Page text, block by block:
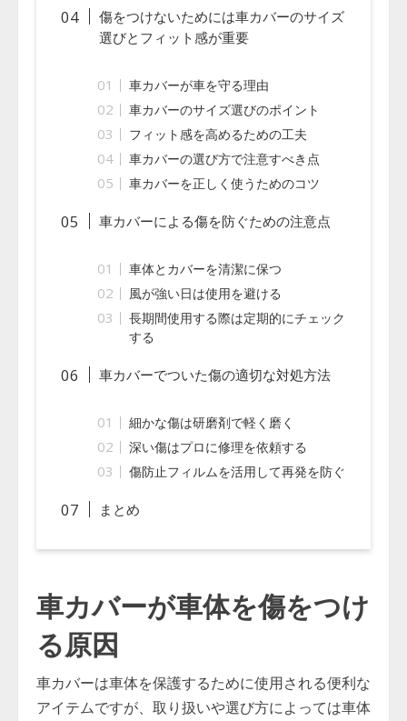
傷をつけないためには車カバーのサイズ
選びとフィット感が重要
車カバーが車を守る理由
車カバーのサイズ選びのポイント
フィット感を高めるための工夫
車カバーの選び方で注意すべき点
車カバーを正しく使うためのコツ
車カバーによる傷を防ぐための注意点
車体とカバーを清潔に保つ
風が強い日は使用を避ける
長期間使用する際は定期的にチェック
する
車カバーでついた傷の適切な対処方法
細かな傷は研磨剤で軽く磨く
深い傷はプロに修理を依頼する
傷防止フィルムを活用して再発を防ぐ
まとめ
車カバーが車体を傷をつけ
る原因
車カバーは車体を保護するために使用される便利な
アイテムですが、取り扱いや選び方によっては車体